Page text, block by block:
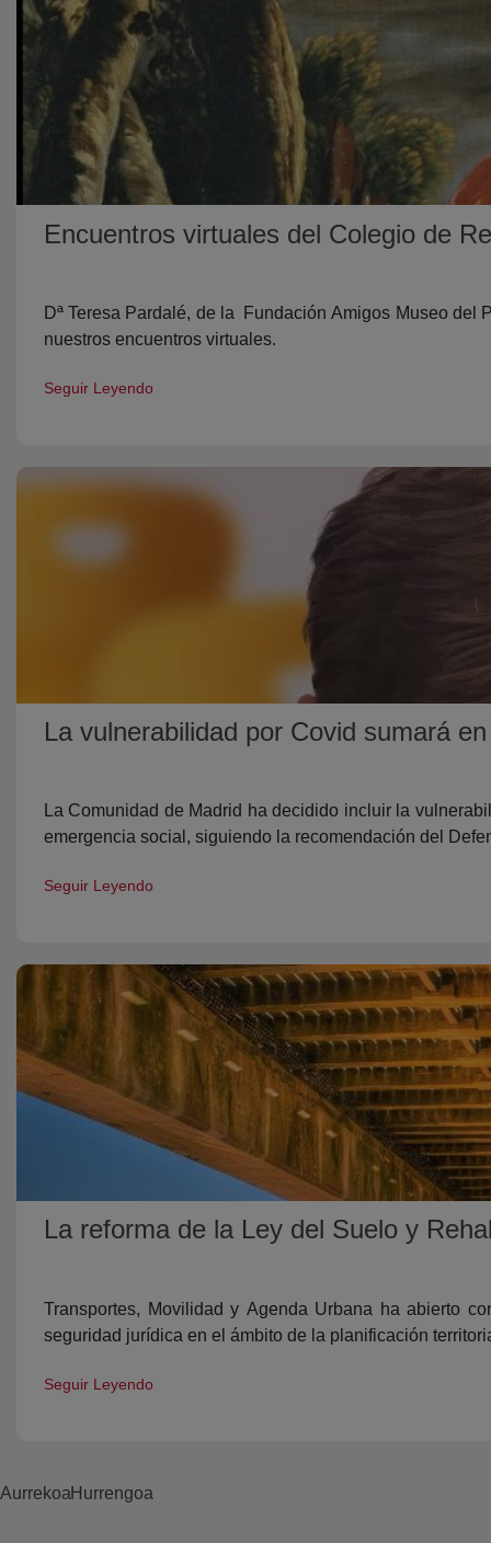
Encuentros virtuales del Colegio de
Dª Teresa Pardalé, de la Fundación Amigos Museo
nuestros encuentros virtuales.
Seguir Leyendo
La vulnerabilidad por Covid sumará
La Comunidad de Madrid ha decidido incluir la
emergencia social, siguiendo la recomendación del
Seguir Leyendo
La reforma de la Ley del Suelo y
Transportes, Movilidad y Agenda Urbana ha abierto
seguridad jurídica en el ámbito de la planificación
Seguir Leyendo
AurrekoaHurrengoa